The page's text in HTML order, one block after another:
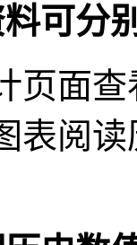
可分
页面
表阅